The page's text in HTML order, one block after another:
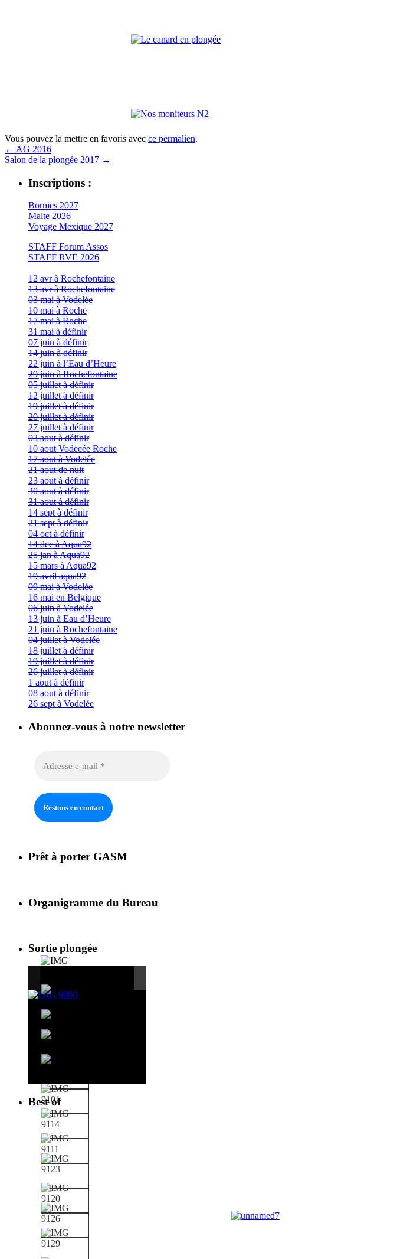
Vous pouvez la mettre en favoris avec ce permalien.
← AG 2016
Salon de la plongée 2017 →
Inscriptions :
Bormes 2027
Malte 2026
Voyage Mexique 2027
STAFF Forum Assos
STAFF RVE 2026
12 avr à Rochefontaine
13 avr à Rochefontaine
03 mai à Vodelée
10 mai à Roche
17 mai à Roche
31 mai à définir
07 juin à définir
14 juin à définir
22 juin à l’Eau d’Heure
29 juin à Rochefontaine
05 juillet à définir
12 juillet à définir
19 juillet à définir
20 juillet à définir
27 juillet à définir
03 aout à définir
10 aout Vodecée Roche
17 aout à Vodelée
21 aout de nuit
23 aout à définir
30 aout à définir
31 aout à définir
14 sept à définir
21 sept à définir
04 oct à définir
14 dec à Aqua92
25 jan à Aqua92
15 mars à Aqua92
19 avril aqua92
09 mai à Vodelée
16 mai en Belgique
06 juin à Vodelée
13 juin à Eau d’Heure
21 juin à Rochefontaine
04 juillet à Vodelée
18 juillet à définir
19 juillet à définir
26 juillet à définir
1 aout à définir
08 aout à définir
26 sept à Vodelée
Abonnez-vous à notre newsletter
Prêt à porter GASM
Organigramme du Bureau
Sortie plongée
Best of